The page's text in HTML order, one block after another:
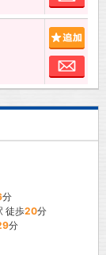
お
分
徒歩20分
分